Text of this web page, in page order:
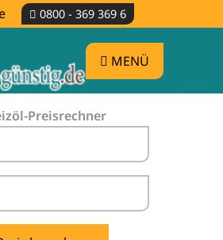
0800 - 369 369 6
MENÜ
Preisrechner
-
tanken